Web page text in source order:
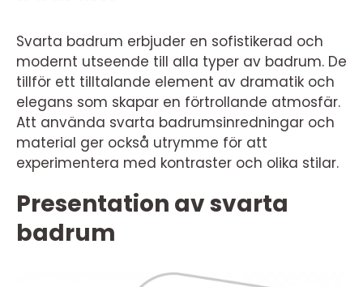
Svarta badrum erbjuder en sofistikerad och
modernt utseende till alla typer av badrum. De
tillför ett tilltalande element av dramatik och
elegans som skapar en förtrollande atmosfär.
Att använda svarta badrumsinredningar och
material ger också utrymme för att
experimentera med kontraster och olika stilar.
Presentation av svarta
badrum